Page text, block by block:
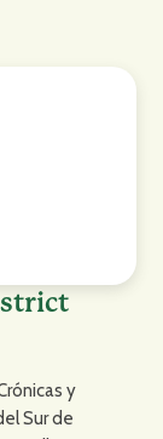
y
Sur de